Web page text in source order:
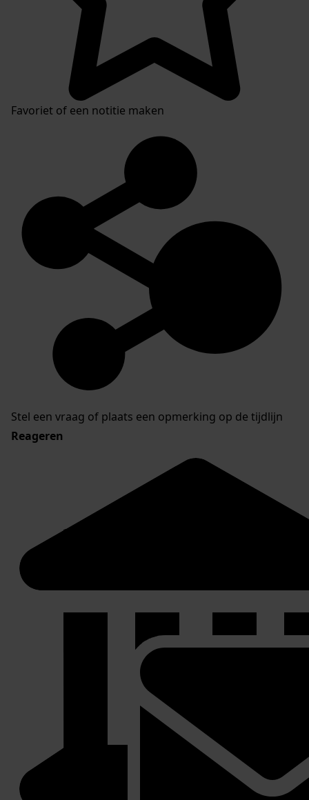
Favoriet of een notitie maken
Stel een vraag of plaats een opmerking op de tijdlijn
Reageren